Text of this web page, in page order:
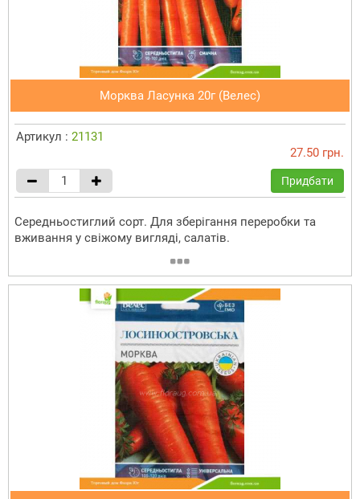
Морква Ласунка 20г (Велес)
Артикул : 21131
27.50 грн.
Придбати
Середньостиглий сорт. Для зберігання переробки та
вживання у свіжому вигляді, салатів.